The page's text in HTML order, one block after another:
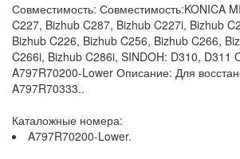
Совместимость: Совместимость:KONICA
C227, Bizhub C287, Bizhub C227i, Bizhub
Bizhub C226, Bizhub C256, Bizhub C266,
C266i, Bizhub C286i, SINDOH: D310, D311
A797R70200-Lower Описание: Для
A797R70333..
Каталожные номера:
A797R70200-Lower.